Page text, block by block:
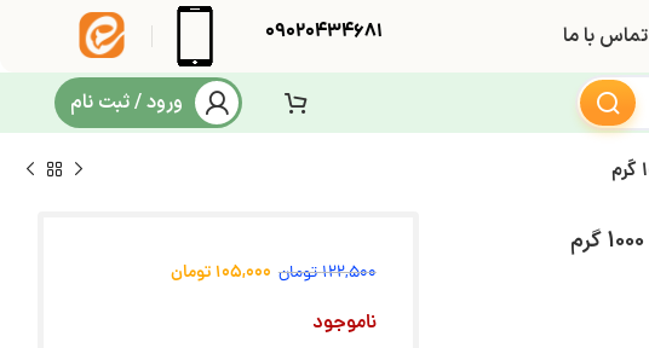
تماس با ما 09020434681
ورود / ثبت نام
122,500تومان 105,000 تومان
ناموجود